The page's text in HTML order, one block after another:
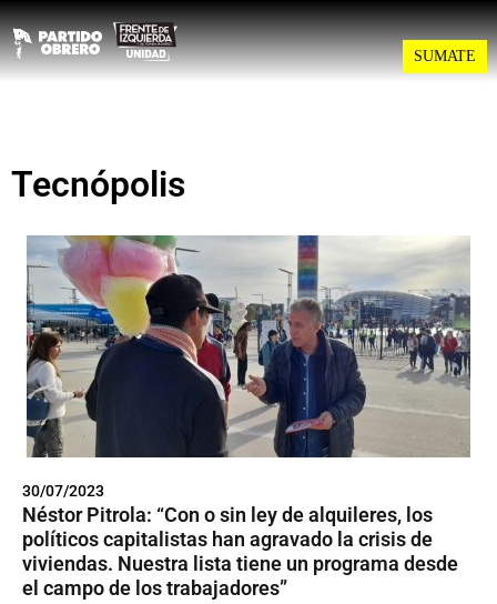
SUMATE
Tecnópolis
30/07/2023
Néstor Pitrola: “Con o sin ley de alquileres, los
políticos capitalistas han agravado la crisis de
viviendas. Nuestra lista tiene un programa desde
el campo de los trabajadores”